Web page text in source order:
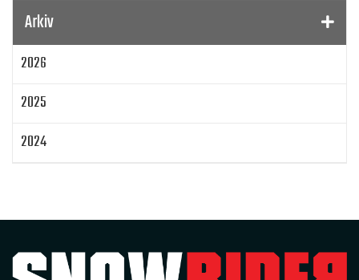
SnowRider Hoddie
pDrive
Klim
IQ Trippeln
Original ECU
Loggning Mappning
MapTun
Encylindrig tvåtaktsmotor med EBK
Arkiv
2026
2025
2024
2022
2021